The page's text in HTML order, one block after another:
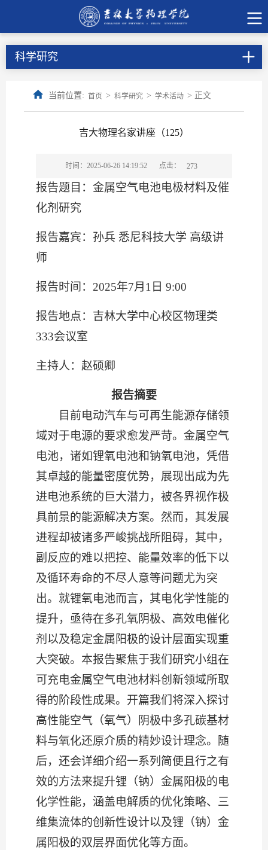
科学研究
当前位置: 首页 > 科学研究 > 学术活动 > 正文
吉大物理名家讲座（125）
时间：2025-06-26 14:19:52 点击： 273
报告题目：金属空气电池电极材料及催
化剂研究
报告嘉宾：孙兵 悉尼科技大学 高级讲
师
报告时间：2025年7月1日 9:00
报告地点：吉林大学中心校区物理类
333会议室
主持人：赵硕卿
报告摘要
目前电动汽车与可再生能源存储领
域对于电源的要求愈发严苛。金属空气
电池，诸如锂氧电池和钠氧电池，凭借
其卓越的能量密度优势，展现出成为先
进电池系统的巨大潜力，被各界视作极
具前景的能源解决方案。然而，其发展
进程却被诸多严峻挑战所阻碍，其中，
副反应的难以把控、能量效率的低下以
及循环寿命的不尽人意等问题尤为突
出。就锂氧电池而言，其电化学性能的
提升，亟待在多孔氧阴极、高效电催化
剂以及稳定金属阳极的设计层面实现重
大突破。本报告聚焦于我们研究小组在
可充电金属空气电池材料创新领域所取
得的阶段性成果。开篇我们将深入探讨
高性能空气（氧气）阴极中多孔碳基材
料与氧化还原介质的精妙设计理念。随
后，还会详细介绍一系列简便且行之有
效的方法来提升锂（钠）金属阳极的电
化学性能，涵盖电解质的优化策略、三
维集流体的创新性设计以及锂（钠）金
属阳极的双层界面优化等方面。